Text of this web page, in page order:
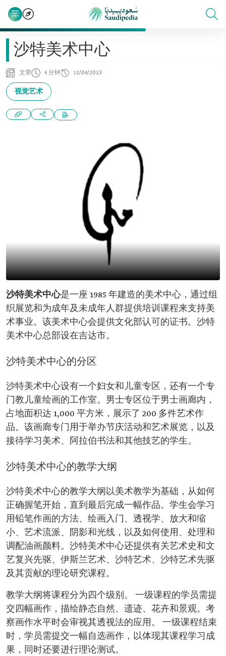
沙特美术中心
文章 4 分钟 12/04/2023
视觉艺术
沙特美术中心是一座 1985 年建造的美术中心，通过组
织展览和为成年及未成年人群提供培训课程来支持美
术事业。该美术中心会提供文化部认可的证书。沙特
美术中心总部设在吉达市。
沙特美术中心的分区
沙特美术中心设有一个妇女和儿童专区，还有一个专
门教儿童绘画的工作室。男士专区位于男士画廊内，
占地面积达 1,000 平方米，展示了 200 多件艺术作
品。该画廊专门用于举办节庆活动和艺术展览，以及
接待学习美术、阿拉伯书法和其他技艺的学生。
沙特美术中心的教学大纲
沙特美术中心的教学大纲以美术教学为基础，从如何
正确握笔开始，直到最后完成一幅作品。学生会学习
用铅笔作画的方法、绘画入门、透视学、放大和缩
小、艺术流派、阴影和光线，以及如何使用、处理和
调配油画颜料。沙特美术中心还提供有关艺术史和文
艺复兴先驱、伊斯兰艺术、沙特艺术、沙特艺术先驱
及其贡献的理论研究课程。
教学大纲将课程分为四个级别。 一级课程的学员需提
交四幅画作，描绘静态自然、遗迹、花卉和景观。考
察画作水平时会审视其透视法的应用。 一级课程结束
时，学员需提交一幅自选画作，以体现其课程学习成
果，同时还要进行理论测试。